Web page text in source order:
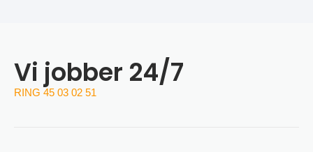
Vi jobber 24/7
RING 45 03 02 51